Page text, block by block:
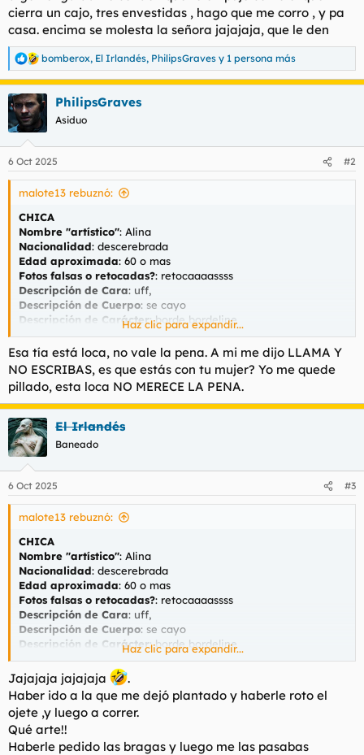
cierra un cajo, tres envestidas , hago que me corro , y pa
casa. encima se molesta la señora jajajaja, que le den
R
e
a
c
c
i
e
s
bomberox, El Irlandés, PhilipsGraves y 1 persona más
PhilipsGraves
Asiduo
6 Oct 2025 #2
malote13 rebuznó:
CHICA
Nombre "artístico": Alina
Nacionalidad: descerebrada
Edad aproximada: 60 o mas
Fotos falsas o retocadas?: retocaaaassss
Descripción de Cara: uff,
Descripción de Cuerpo: se cayo
Descripción de Carácter: borde bordeline
Fumadora: me la suda
CONTACTO
Teléfono:600636003
Web/Anuncio:
Masajes Relajantes Granada 600636003 (1079809) | destacamos
Masajes Relajantes Granada 600636003 (1079809). Tenemos
los mejores perfiles de escorts y masajistas en
destacamos.net
Dirección: zona gran capitan , regulera
Aire Acondicionado/Calefacción
Discreción del lugar: regulera
Valoración de las instalaciones
SERVICIO
Fecha aproximada de la experiencia
Tarifa contratada: 50/ 30
Duración real del servicio: 15
Besos: quita quita
Mamada(con/sin protección)
Cunnilingus :
Griego :
Valoración de la experiencia(0 a 10)
¿Repetirías?
Haz clic para expandir...
Esa tía está loca, no vale la pena. A mi me dijo LLAMA Y
NO ESCRIBAS, es que estás con tu mujer? Yo me quede
pillado, esta loca NO MERECE LA PENA.
El Irlandés
Baneado
6 Oct 2025 #3
malote13 rebuznó:
CHICA
Nombre "artístico": Alina
Nacionalidad: descerebrada
Edad aproximada: 60 o mas
Fotos falsas o retocadas?: retocaaaassss
Descripción de Cara: uff,
Descripción de Cuerpo: se cayo
Descripción de Carácter: borde bordeline
Fumadora: me la suda
CONTACTO
Teléfono:600636003
Web/Anuncio :
Masajes Relajantes Granada 600636003 (1079809) | destacamos
Haz clic para expandir...
Jajajaja jajajaja
.
Haber ido a la que me dejó plantado y haberle roto el
ojete ,y luego a correr.
Qué arte!!
Haberle pedido las bragas y luego me las pasabas